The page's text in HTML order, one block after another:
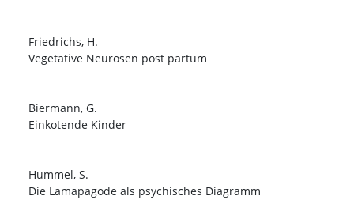
Friedrichs, H.
Vegetative Neurosen post partum
Biermann, G.
Einkotende Kinder
Hummel, S.
Die Lamapagode als psychisches Diagramm